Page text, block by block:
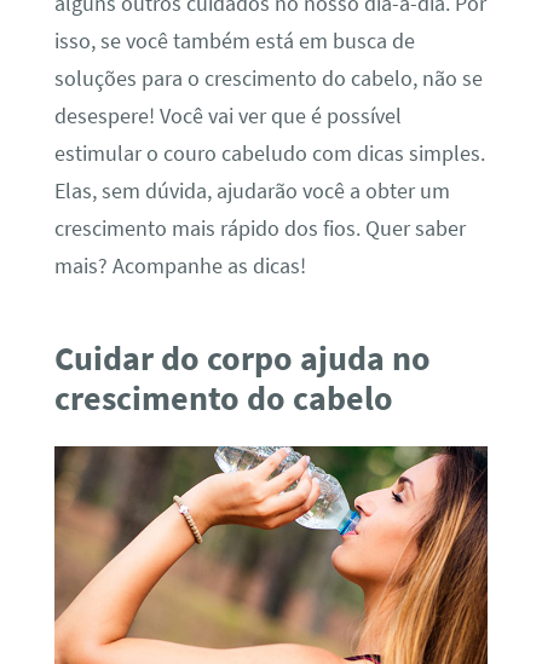
isso, se você também está em busca de
soluções para o crescimento do cabelo, não se
desespere! Você vai ver que é possível
estimular o couro cabeludo com dicas simples.
Elas, sem dúvida, ajudarão você a obter um
crescimento mais rápido dos fios. Quer saber
mais? Acompanhe as dicas!
Cuidar do corpo ajuda no
crescimento do cabelo